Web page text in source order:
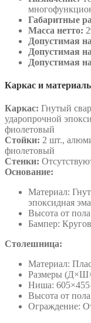
Габаритные
Масса нетто:
Допустимая
Допустимая
Допустимая
Каркас и
Каркас: Гнутый
ударопрочной
фиолетовый
Стойки: 2 шт.,
фиолетовый
Стенки:
Основание:
Материал:
эпоксидная
Высота от
Бампер:
Столешница:
Материал:
Размеры
Ниша:
Высота от
Ограждение: